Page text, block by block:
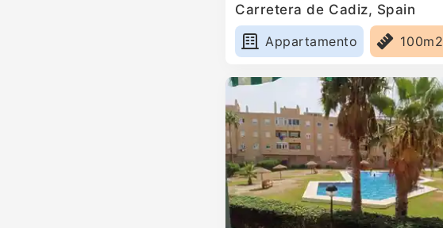
Carretera de Cadiz, Spain
Appartamento
100m2